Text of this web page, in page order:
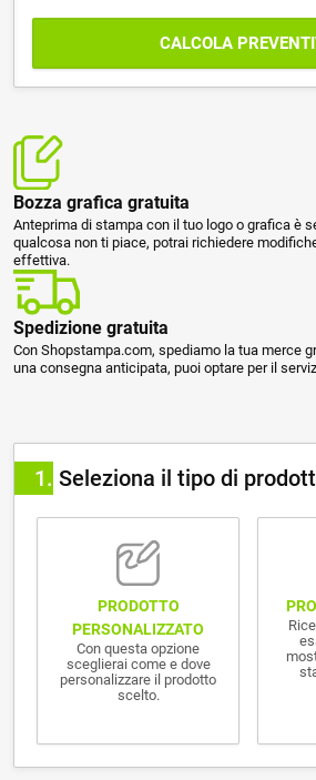
CALCOLA
Bozza grafica gratuita
Anteprima di stampa con il tuo logo o grafica è
qualcosa non ti piace, potrai richiedere
effettiva.
Spedizione gratuita
Con Shopstampa.com, spediamo la tua merce
una consegna anticipata, puoi optare per il
1 Seleziona il tipo di
PRODOTTO
PERSONALIZZATO
Con questa opzione
sceglierai come e dove
personalizzare il prodotto
scelto.